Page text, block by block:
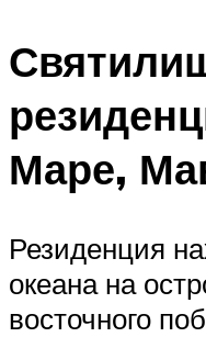
Маре,
Резиденция
океана на
восточного